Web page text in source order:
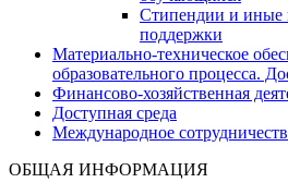
Стипендии и иные
поддержки
Материально-техническое
образовательного процесса.
Финансово-хозяйственная
Доступная среда
Международное
ОБЩАЯ ИНФОРМАЦИЯ